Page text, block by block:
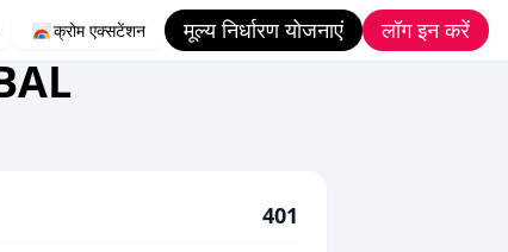
क्रोम एक्सटेंशन मूल्य निर्धारण योजनाएं लॉग इन करें
401